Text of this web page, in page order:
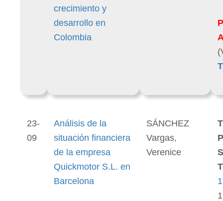
crecimiento y
desarrollo en
Colombia
23-
09
Análisis de la
situación financiera
de la empresa
Quickmotor S.L. en
Barcelona
SÁNCHEZ
Vargas,
Verenice
1